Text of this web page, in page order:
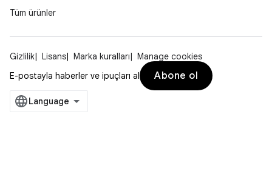
Tüm ürünler
Gizlilik Lisans Marka kuralları
Manage cookies
E-postayla haberler ve ipuçları al
Abone ol